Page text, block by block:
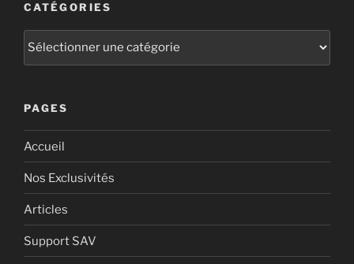
CATÉGORIES
PAGES
Accueil
Nos Exclusivités
Articles
Support SAV